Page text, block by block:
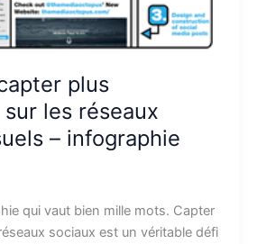
plus
sur les réseaux
– infographie
qui vaut bien mille mots. Capter
sociaux est un véritable défi